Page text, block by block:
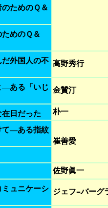
ためのＱ＆
めのＱ＆
外国人の不 高野秀行
―ある「いじ 金賛汀
日だった 朴一
て―ある指紋
崔善愛
佐野眞一
ュニケーシ ジェフ=バーグ